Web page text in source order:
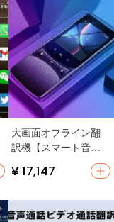
大画面オフライン翻
訳機【スマート音声
通話・多言語対応】
¥ 17,147